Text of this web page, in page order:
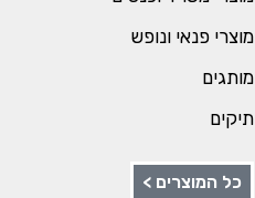
מוצרי פנאי ונופש
מותגים
תיקים
כל המוצרים >